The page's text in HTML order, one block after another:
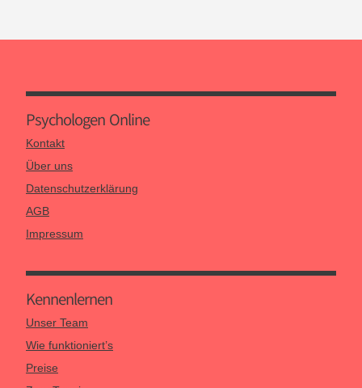
Psychologen Online
Kontakt
Über uns
Datenschutzerklärung
AGB
Impressum
Kennen­lernen
Unser Team
Wie funktioniert’s
Preise